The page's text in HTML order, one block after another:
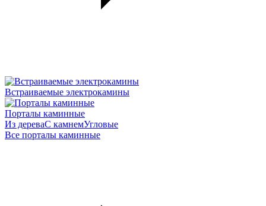
Встраиваемые электрокамины
Порталы каминные
Из дереваС камнемУгловые
Все порталы каминные